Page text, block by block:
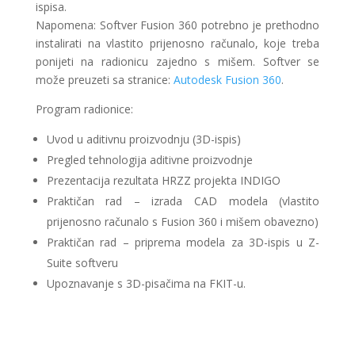
ispisa.
Napomena: Softver Fusion 360 potrebno je prethodno
instalirati na vlastito prijenosno računalo, koje treba
ponijeti na radionicu zajedno s mišem. Softver se
može preuzeti sa stranice: Autodesk Fusion 360.
Program radionice:
Uvod u aditivnu proizvodnju (3D-ispis)
Pregled tehnologija aditivne proizvodnje
Prezentacija rezultata HRZZ projekta INDIGO
Praktičan rad – izrada CAD modela (vlastito
prijenosno računalo s Fusion 360 i mišem obavezno)
Praktičan rad – priprema modela za 3D-ispis u Z-
Suite softveru
Upoznavanje s 3D-pisačima na FKIT-u.